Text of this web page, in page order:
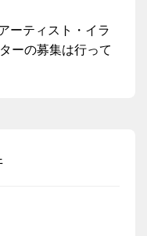
ーティスト・イラ
ーの募集は行って